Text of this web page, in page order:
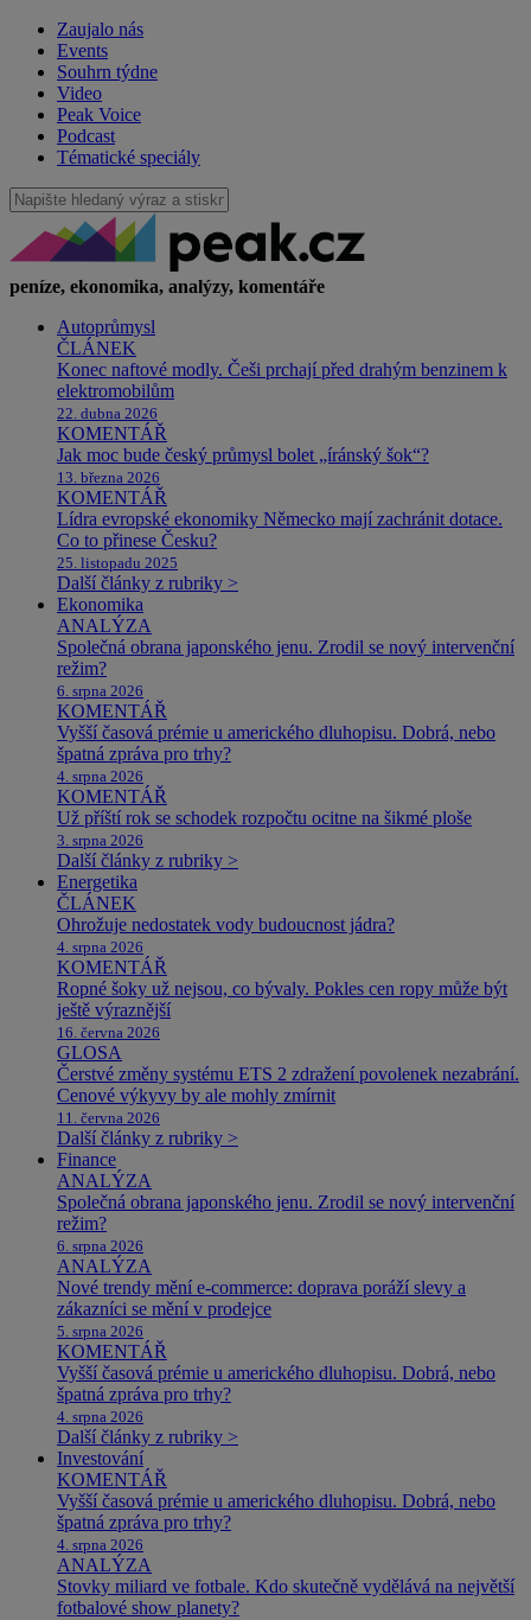
Zaujalo nás
Events
Souhrn týdne
Video
Peak Voice
Podcast
Tématické speciály
peníze, ekonomika, analýzy, komentáře
Autoprůmysl
ČLÁNEK
Konec naftové modly. Češi prchají před drahým benzinem k
elektromobilům
22. dubna 2026
KOMENTÁŘ
Jak moc bude český průmysl bolet „íránský šok“?
13. března 2026
KOMENTÁŘ
Lídra evropské ekonomiky Německo mají zachránit dotace.
Co to přinese Česku?
25. listopadu 2025
Další články z rubriky >
Ekonomika
ANALÝZA
Společná obrana japonského jenu. Zrodil se nový intervenční
režim?
6. srpna 2026
KOMENTÁŘ
Vyšší časová prémie u amerického dluhopisu. Dobrá, nebo
špatná zpráva pro trhy?
4. srpna 2026
KOMENTÁŘ
Už příští rok se schodek rozpočtu ocitne na šikmé ploše
3. srpna 2026
Další články z rubriky >
Energetika
ČLÁNEK
Ohrožuje nedostatek vody budoucnost jádra?
4. srpna 2026
KOMENTÁŘ
Ropné šoky už nejsou, co bývaly. Pokles cen ropy může být
ještě výraznější
16. června 2026
GLOSA
Čerstvé změny systému ETS 2 zdražení povolenek nezabrání.
Cenové výkyvy by ale mohly zmírnit
11. června 2026
Další články z rubriky >
Finance
ANALÝZA
Společná obrana japonského jenu. Zrodil se nový intervenční
režim?
6. srpna 2026
ANALÝZA
Nové trendy mění e-commerce: doprava poráží slevy a
zákazníci se mění v prodejce
5. srpna 2026
KOMENTÁŘ
Vyšší časová prémie u amerického dluhopisu. Dobrá, nebo
špatná zpráva pro trhy?
4. srpna 2026
Další články z rubriky >
Investování
KOMENTÁŘ
Vyšší časová prémie u amerického dluhopisu. Dobrá, nebo
špatná zpráva pro trhy?
4. srpna 2026
ANALÝZA
Stovky miliard ve fotbale. Kdo skutečně vydělává na největší
fotbalové show planety?